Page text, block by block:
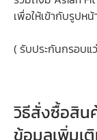
เพื่อให้เข้ากับรูปห
( รับประกันกรอบแ
วิธีสั่งซื้อสิน
ข้อมูลเพิ่มเ